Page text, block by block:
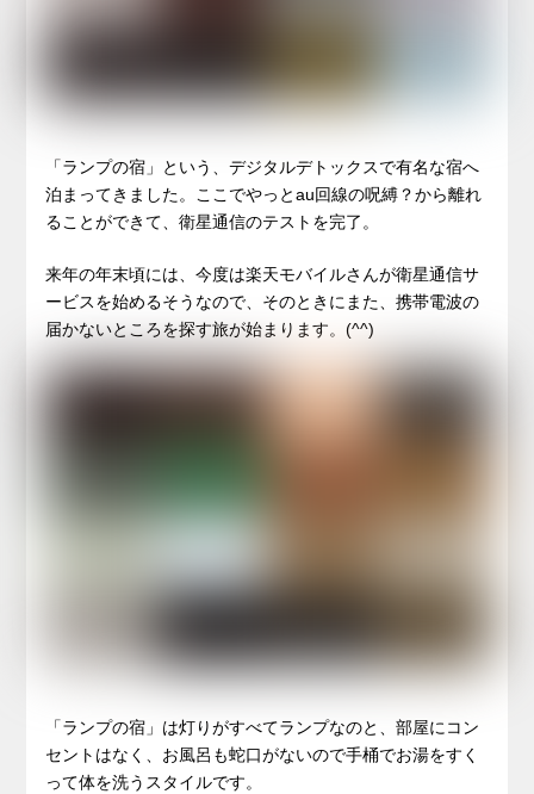
「ランプの宿」という、デジタルデトックスで有名な宿へ
泊まってきました。ここでやっとau回線の呪縛？から離れ
ることができて、衛星通信のテストを完了。
来年の年末頃には、今度は楽天モバイルさんが衛星通信サ
ービスを始めるそうなので、そのときにまた、携帯電波の
届かないところを探す旅が始まります。(^^)
「ランプの宿」は灯りがすべてランプなのと、部屋にコン
セントはなく、お風呂も蛇口がないので手桶でお湯をすく
って体を洗うスタイルです。